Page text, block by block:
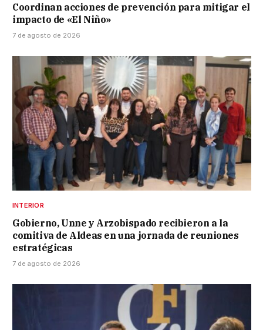
Coordinan acciones de prevención para mitigar el
impacto de «El Niño»
7 de agosto de 2026
INTERIOR
Gobierno, Unne y Arzobispado recibieron a la
comitiva de Aldeas en una jornada de reuniones
estratégicas
7 de agosto de 2026